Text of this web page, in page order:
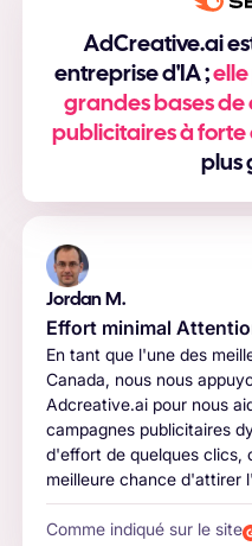
AdCreative.ai
entreprise d'IA ;elle
grandes bases de
publicitaires à forte
plus
Jordan M.
Effort minimal
En tant que l'une des
Canada, nous nous
Adcreative.ai pour nous
campagnes publicitaires
d'effort de quelques clics,
meilleure chance d'attirer
Comme indiqué sur le site